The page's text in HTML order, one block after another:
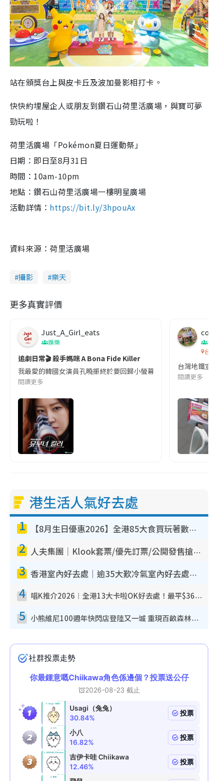
站在頒獎台上與皮卡丘及波加曼影相打卡。
快快約埋屋企人或朋友到鑽石山荷里活廣場，與寶可夢
勁玩啦！
荷里活廣場「Pokémon夏日運動祭」
日期：即日至8月31日
時間：10am-10pm
地點：鑽石山荷里活廣場一樓明星廣場
活動詳情： https://bit.ly/3hpouAx
資料來源：荷里活廣場
攝影 樂天
更多真實評價
Just_A_Girl_eats
娛樂
追劇日常🎬 殺手媽咪 A Bona Fide Killer
我最愛的韓國女演員孔曉振終於要回歸小螢幕啦!這次的劇本改編
閱讀更多
co
吹
台灣
台灣地鐵宣
閱讀更多
港生活人氣好去處
1 【8月生日優惠2026】全港85大食買玩著數攻略 自助餐/火鍋放題同行免費＋誠品/DONKI送現金券
2 人夫集團｜Klook套票/優先訂票/公開發售搶飛攻略！附票價.購票連結.場地座位表
3 香港室內好去處｜逾35大歎冷氣室內好去處推介 室內活動免費避雨無懼落雨
4 唱K推介2026︱全港13大卡啦OK好去處！最平$36起 日文K都有！(附地址+收費詳情)
5 小熊維尼100週年快閃店登陸又一城 重現百畝森林經典場景／獨家限定盲盒登場／專屬DIY香水